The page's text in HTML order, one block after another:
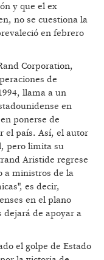
y que el ex
no se cuestiona la
en febrero
Corporation,
de
llama a un
en
ponerse de
el país. Así, el autor
pero limita su
Aristide regrese
a ministros de la
es decir,
en el plano
dejará de apoyar a
el golpe de Estado